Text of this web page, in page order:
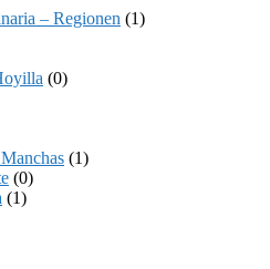
– Regionen (1)
(0)
(1)
(0)
(1)